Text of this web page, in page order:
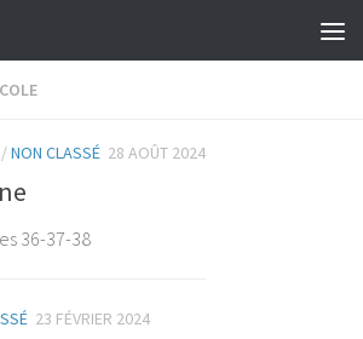
/NON CLASSÉ 28 AOÛT 2024
36-37-38
23 FÉVRIER 2024